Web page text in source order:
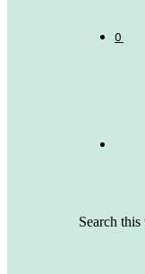
0
Search this